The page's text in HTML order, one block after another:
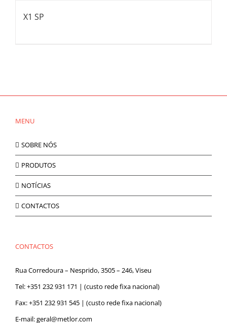
X1 SP
MENU
SOBRE NÓS
PRODUTOS
NOTÍCIAS
CONTACTOS
CONTACTOS
Rua Corredoura – Nesprido, 3505 – 246, Viseu
Tel:+351 232 931 171 | (custo rede fixa nacional)
Fax: +351 232 931 545 | (custo rede fixa nacional)
E-mail:geral@metlor.com